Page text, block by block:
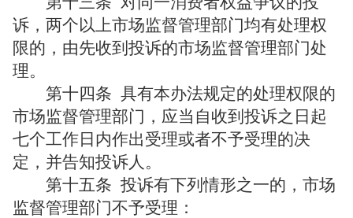
诉，两个以上市场监督管理部门均有处理权
限的，由先收到投诉的市场监督管理部门处
理。
第十四条 具有本办法规定的处理权限的
市场监督管理部门，应当自收到投诉之日起
七个工作日内作出受理或者不予受理的决
定，并告知投诉人。
第十五条 投诉有下列情形之一的，市场
监督管理部门不予受理：